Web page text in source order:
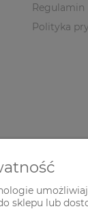
Regulamin
Polityka
sklepu lub